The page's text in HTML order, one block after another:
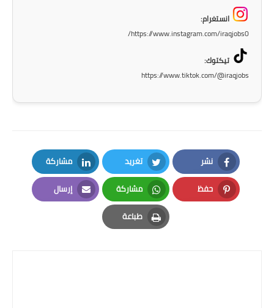
العطل
انستغرام:
https://www.instagram.com/iraqjobs0/
تيكتوك:
https://www.tiktok.com/@iraqjobs
نشر
Facebook
تغريد
Twitter
مشاركة
LinkedIn
حفظ
Pinterest
مشاركة
Whatsapp
إرسال
Email
طباعة
Print